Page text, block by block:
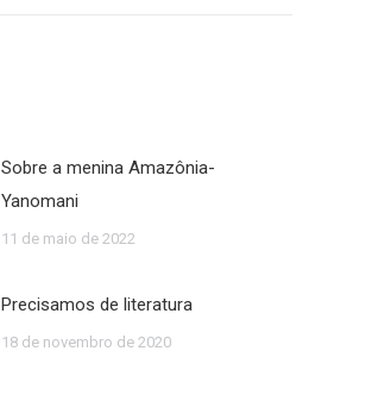
Sobre a menina Amazônia-
Yanomani
11 de maio de 2022
Precisamos de literatura
18 de novembro de 2020